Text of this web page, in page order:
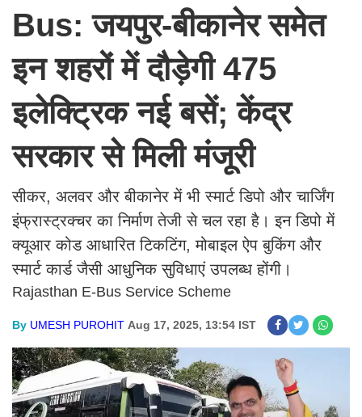
Bus: जयपुर-बीकानेर समेत
इन शहरों में दौड़ेगी 475
इलेक्ट्रिक नई बसें; केंद्र
सरकार से मिली मंजूरी
सीकर, अलवर और बीकानेर में भी स्मार्ट डिपो और चार्जिंग
इंफ्रास्ट्रक्चर का निर्माण तेजी से चल रहा है। इन डिपो में
क्यूआर कोड आधारित टिकटिंग, मोबाइल ऐप बुकिंग और
स्मार्ट कार्ड जैसी आधुनिक सुविधाएं उपलब्ध होंगी।
Rajasthan E-Bus Service Scheme
By UMESH PUROHIT Aug 17, 2025, 13:54 IST